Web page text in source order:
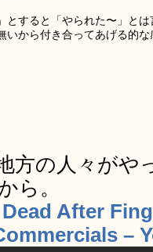
とすると「やられた〜」と
いから付き合ってあげる的
方の人々がや
ら。
After
–